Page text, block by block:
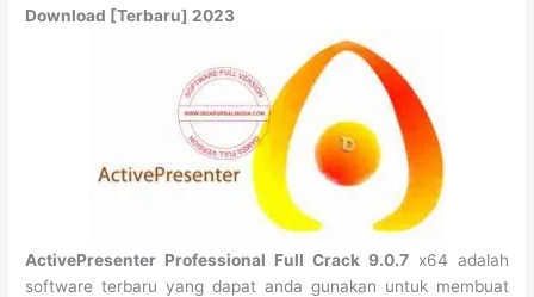
Download [Terbaru] 2023
ActivePresenter Professional Full Crack 9.0.7x64 adalah
software terbaru yang dapat anda gunakan untuk membuat